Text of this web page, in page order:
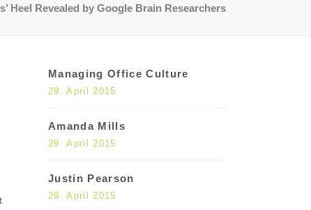
Heel Revealed by Google Brain Researchers
Managing Office Culture
29. April 2015
Amanda Mills
29. April 2015
Justin Pearson
29. April 2015